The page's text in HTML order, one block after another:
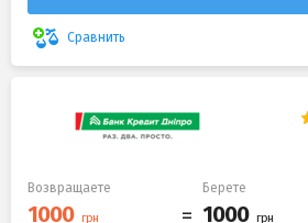
Сравнить
Возвращаете Берете